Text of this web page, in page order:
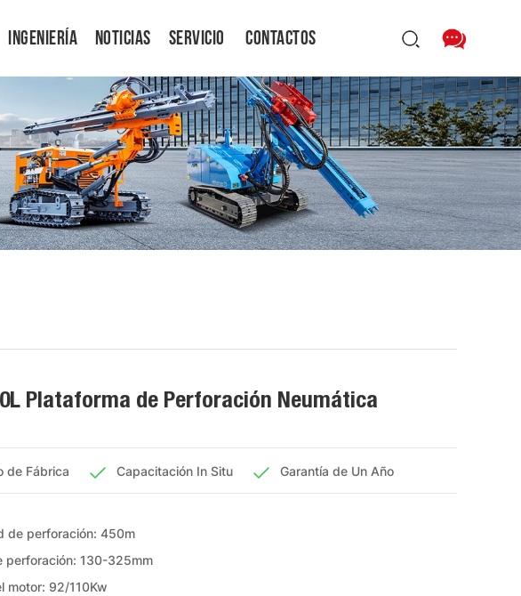
Ingeniería Noticias Servicio Contactos
Plataforma de Perforación Neumática
de Fábrica Capacitación In Situ Garantía de Un Año
de perforación: 450m
perforación: 130-325mm
motor: 92/110Kw